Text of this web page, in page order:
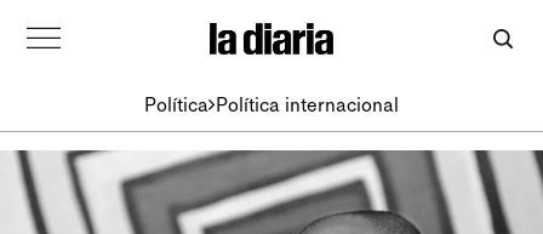
Política Política internacional